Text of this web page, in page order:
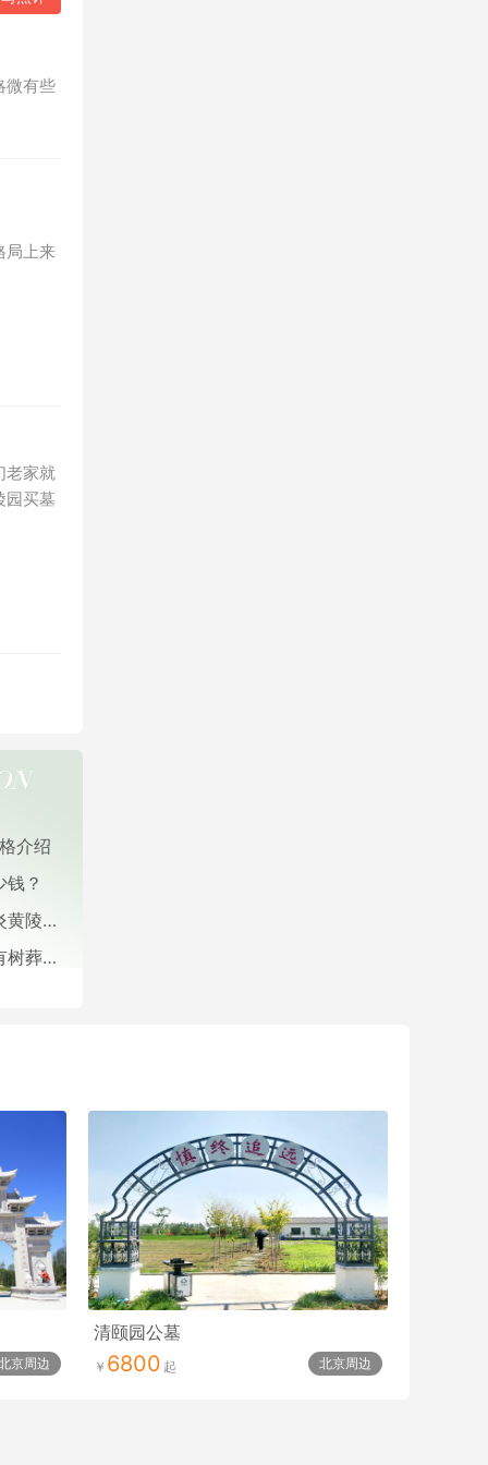
微有些
局上来
老家就
园买墓
介绍
？
简介
少？
京周边
清颐园公墓
6800 北京周边